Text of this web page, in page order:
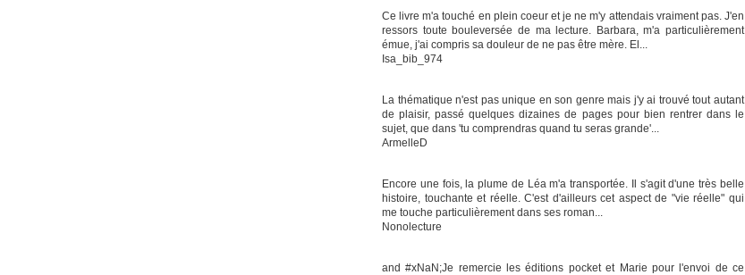
Ce livre m'a touché en plein coeur et je ne m'y attendais vraiment pas. J'en
ressors toute bouleversée de ma lecture. Barbara, m'a particulièrement
émue, j'ai compris sa douleur de ne pas être mère. El...
Isa_bib_974
La thématique n'est pas unique en son genre mais j'y ai trouvé tout autant
de plaisir, passé quelques dizaines de pages pour bien rentrer dans le
sujet, que dans 'tu comprendras quand tu seras grande'...
ArmelleD
Encore une fois, la plume de Léa m'a transportée. Il s'agit d'une très belle
histoire, touchante et réelle. C'est d'ailleurs cet aspect de "vie réelle" qui
me touche particulièrement dans ses roman...
Nonolecture
and #xNaN;Je remercie les éditions pocket et Marie pour l'envoi de ce